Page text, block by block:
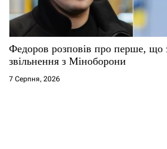
Федоров розповів про перше, що
звільнення з Міноборони
7 Серпня, 2026